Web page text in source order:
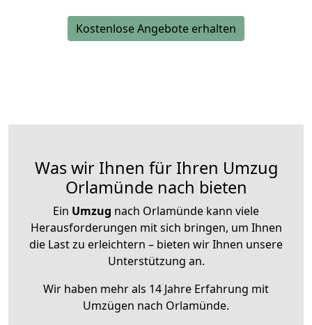
Kostenlose Angebote erhalten
Was wir Ihnen für Ihren Umzug
Orlamünde nach bieten
Ein Umzug nach Orlamünde kann viele
Herausforderungen mit sich bringen, um Ihnen
die Last zu erleichtern – bieten wir Ihnen unsere
Unterstützung an.
Wir haben mehr als 14 Jahre Erfahrung mit
Umzügen nach Orlamünde.